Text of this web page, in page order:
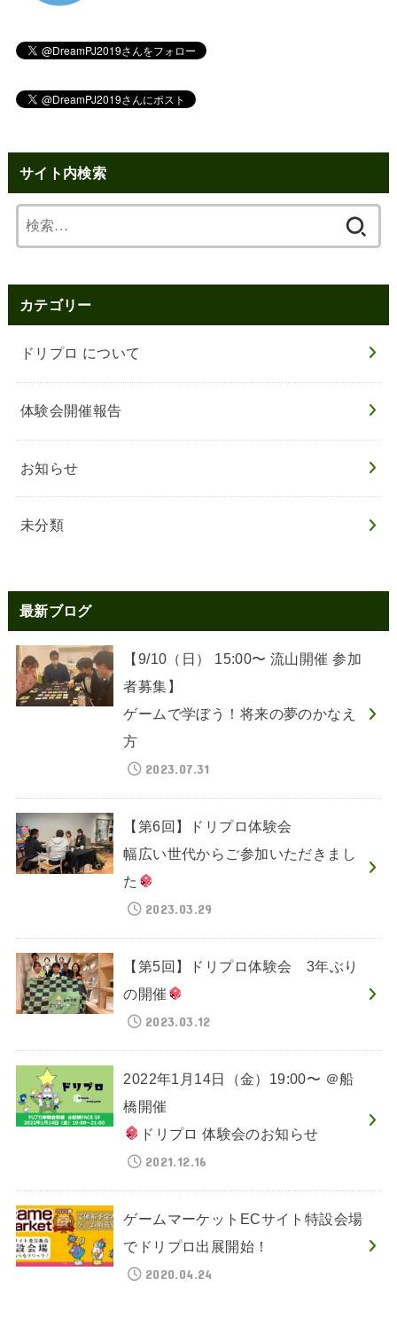
サイト内検索
索:
カテゴリー
ドリプロ について
体験会開催報告
お知らせ
未分類
最新ブログ
【9/10（日） 15:00〜 流山開催 参加
者募集】
ゲームで学ぼう！将来の夢のかなえ
方
2023.07.31
【第6回】ドリプロ体験会
幅広い世代からご参加いただきまし
た
2023.03.29
【第5回】ドリプロ体験会 3年ぶり
の開催
2023.03.12
2022年1月14日（金）19:00〜 ＠船
橋開催
ドリプロ 体験会のお知らせ
2021.12.16
ゲームマーケットECサイト特設会場
でドリプロ出展開始！
2020.04.24